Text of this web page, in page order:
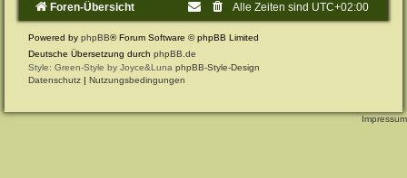
Foren-Übersicht Alle Zeiten sind UTC+02:00
Powered by phpBB® Forum Software © phpBB Limited
Deutsche Übersetzung durch phpBB.de
Style: Green-Style by Joyce&Luna phpBB-Style-Design
Datenschutz
Nutzungsbedingungen
Impressum